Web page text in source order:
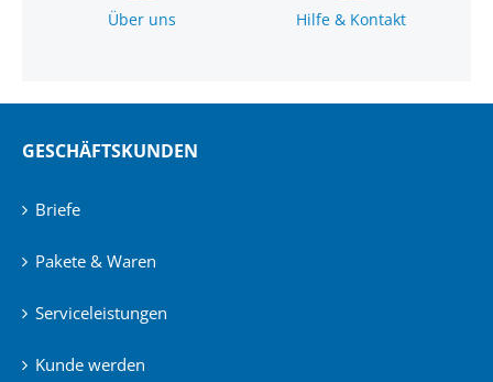
Über uns Hilfe & Kontakt
GESCHÄFTSKUNDEN
Briefe
Pakete & Waren
Serviceleistungen
Kunde werden